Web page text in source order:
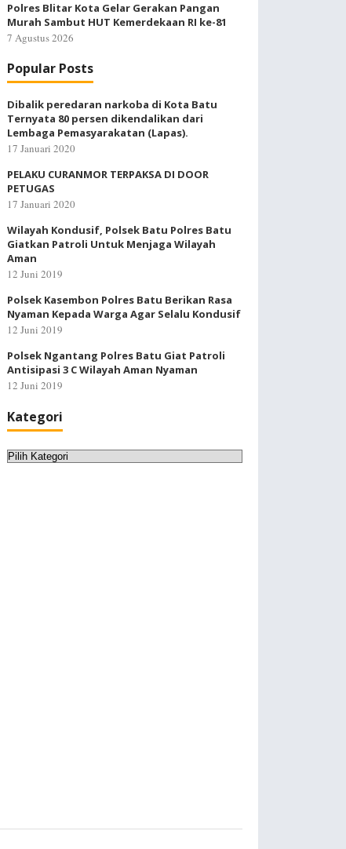
Polres Blitar Kota Gelar Gerakan Pangan
Murah Sambut HUT Kemerdekaan RI ke-81
7 Agustus 2026
Popular Posts
Dibalik peredaran narkoba di Kota Batu
Ternyata 80 persen dikendalikan dari
Lembaga Pemasyarakatan (Lapas).
17 Januari 2020
PELAKU CURANMOR TERPAKSA DI DOOR
PETUGAS
17 Januari 2020
Wilayah Kondusif, Polsek Batu Polres Batu
Giatkan Patroli Untuk Menjaga Wilayah
Aman
12 Juni 2019
Polsek Kasembon Polres Batu Berikan Rasa
Nyaman Kepada Warga Agar Selalu Kondusif
12 Juni 2019
Polsek Ngantang Polres Batu Giat Patroli
Antisipasi 3 C Wilayah Aman Nyaman
12 Juni 2019
Kategori
Kategori